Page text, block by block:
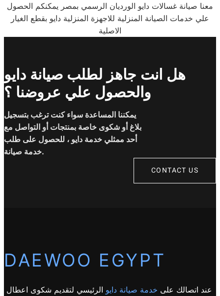
معنا صيانة غسالات دايو الورديان الرسمي بمصر يمكنكم الحصول
علي خدمات الصيانة المنزلية للاجهزة المنزلية دايو بقطع الغيار
الاصلية
هل انت جاهز لطلب صيانة دايو
والحصول علي عروضنا ؟
يمكننا المساعدة سواء كنت ترغب بتسجيل
بلاغ أو شكوى خاصة بمنتجات أو التواصل مع
أحد ممثلي خدمة دايو ، للحصول على طلب
خدمة صيانة.
CONTACT US
DAEWOO EGYPT
عند اتصالك على خدمة صيانة دايو الرئيسي لتقديم شكوى اعطال